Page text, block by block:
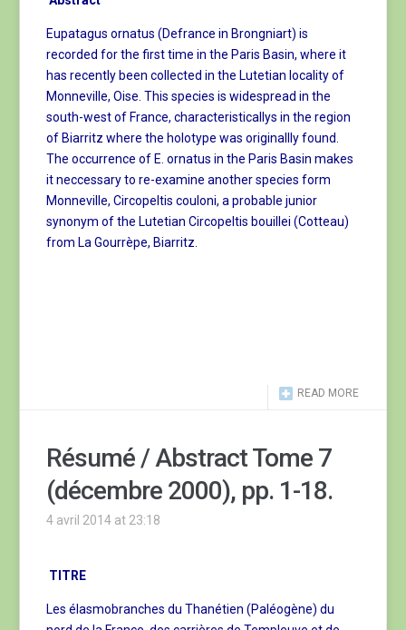
Eupatagus ornatus (Defrance in Brongniart) is
recorded for the first time in the Paris Basin, where it
has recently been collected in the Lutetian locality of
Monneville, Oise. This species is widespread in the
south-west of France, characteristicallys in the region
of Biarritz where the holotype was originallly found.
The occurrence of E. ornatus in the Paris Basin makes
it neccessary to re-examine another species form
Monneville, Circopeltis couloni, a probable junior
synonym of the Lutetian Circopeltis bouillei (Cotteau)
from La Gourrèpe, Biarritz.
READ MORE
Résumé / Abstract Tome 7
(décembre 2000), pp. 1-18.
4 avril 2014 at 23:18
TITRE
Les élasmobranches du Thanétien (Paléogène) du